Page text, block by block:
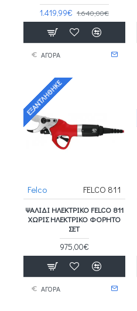
1.419,99€ 1.640,00€
ΑΓΟΡΑ
ΕΞΑΝΤΛΉΘΗΚΕ
Felco FELCO 811
ΨΑΛΙΔΙ ΗΛΕΚΤΡΙΚΟ FELCO 811
ΧΩΡΙΣ ΗΛΕΚΤΡΙΚΟ ΦΟΡΗΤΟ
ΣΕΤ
975,00€
ΑΓΟΡΑ